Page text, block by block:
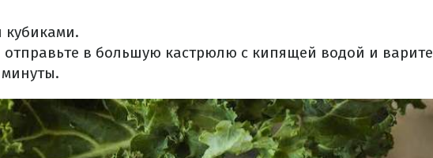
кубиками.
в большую кастрюлю с кипящей водой и варите